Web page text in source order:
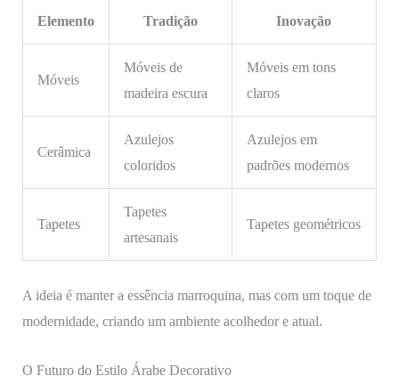
Elemento Tradição Inovação
Móveis
Móveis de
madeira escura
Móveis em tons
claros
Cerâmica
Azulejos
coloridos
Azulejos em
padrões modernos
Tapetes
Tapetes
artesanais
Tapetes geométricos
A ideia é manter a essência marroquina, mas com um toque de
modernidade, criando um ambiente acolhedor e atual.
O Futuro do Estilo Árabe Decorativo